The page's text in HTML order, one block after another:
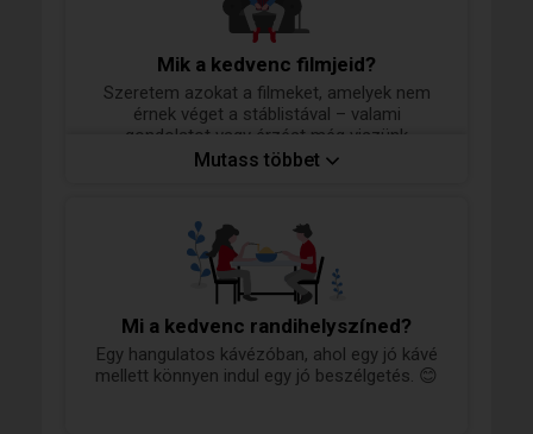
Mik a kedvenc filmjeid?
Szeretem azokat a filmeket, amelyek nem
érnek véget a stáblistával – valami
gondolatot vagy érzést még viszünk
magunkkal utánuk. Közel áll hozzám a
Annie Hall 😊). Kedvenceim között van
többek között: Amélie csodálatos élete, A
király beszéde, Az élet szép, Schindler listája,
Her, Holt költők társasága, A számolás joga,
Brian élete.
Mutass többet
Mi a kedvenc randihelyszíned?
Egy hangulatos kávézóban, ahol egy jó kávé
mellett könnyen indul egy jó beszélgetés. 😊